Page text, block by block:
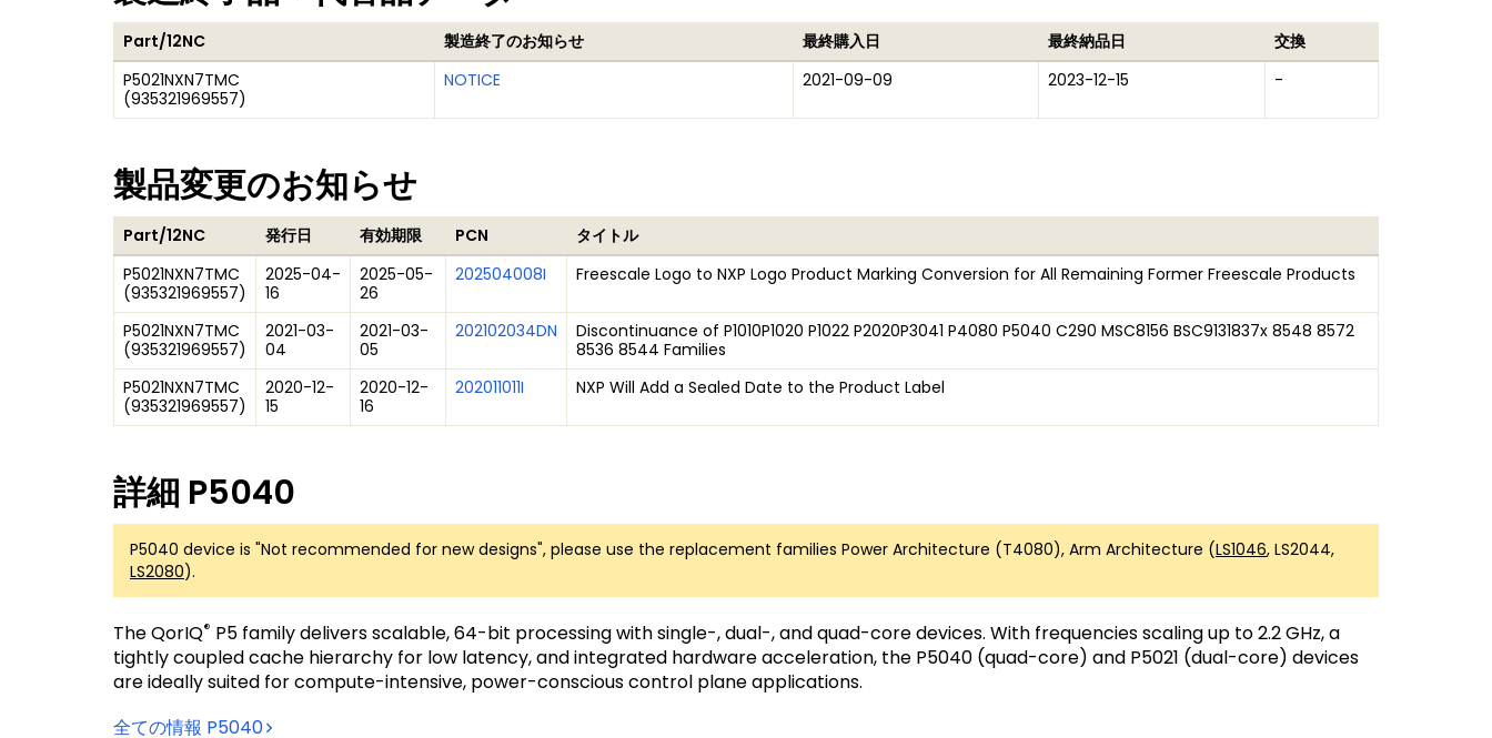
Part/12NC 製造終了のお知らせ 最終購入日 最終納品日
交換
P5021NXN7TMC
(935321969557)
NOTICE 2021-09-09 2023-12-15 -
製品変更のお知らせ
Part/12NC 発行日 有効期限 PCN
タイトル
P5021NXN7TMC
(935321969557)
2025-04-
16
2025-05-
26
202504008I Freescale Logo to NXP Logo Product Marking Conversion for All Remaining Former Freescale Products
P5021NXN7TMC
(935321969557)
2021-03-
04
2021-03-
05
202102034DN
Discontinuance of P1010P1020 P1022 P2020P3041 P4080 P5040 C290 MSC8156 BSC9131837x 8548 8572
8536 8544 Families
P5021NXN7TMC
(935321969557)
2020-12-
15
2020-12-
16
202011011I NXP Will Add a Sealed Date to the Product Label
詳細 P5040
P5040 device is "Not recommended for new designs", please use the replacement families Power Architecture (T4080), Arm Architecture (LS1046, LS2044,
LS2080).
The QorIQ® P5 family delivers scalable, 64-bit processing with single-, dual-, and quad-core devices. With frequencies scaling up to 2.2 GHz, a
tightly coupled cache hierarchy for low latency, and integrated hardware acceleration, the P5040 (quad-core) and P5021 (dual-core) devices
are ideally suited for compute-intensive, power-conscious control plane applications.
全ての情報 P5040